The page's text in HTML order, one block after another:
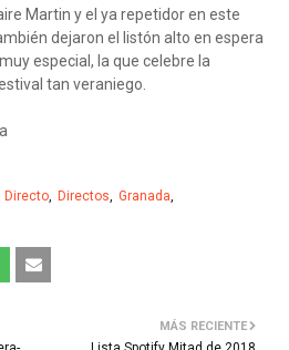
Martin y el ya repetidor en este
dejaron el listón alto en espera
especial, la que celebre la
tan veraniego.
Directo Directos
Granada
MÁS RECIENTE